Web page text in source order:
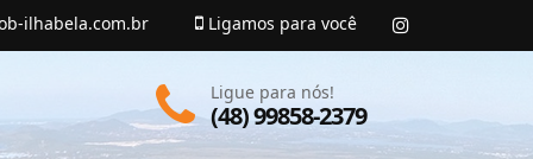
Ligamos para você
ilhabela.com.br
Ligue para nós!
(48) 99858-2379